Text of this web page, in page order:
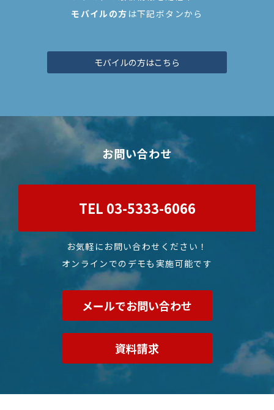
モバイルの方 は下記ボタンから
モバイルの方はこちら
お問い合わせ
TEL 03-5333-6066
お気軽にお問い合わせください！
オンラインでのデモも実施可能です
メールでお問い合わせ
資料請求